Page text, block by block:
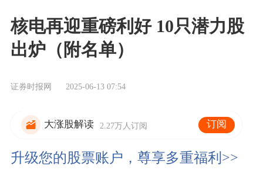
核电再迎重磅利好 10只潜力股
出炉（附名单）
证券时报网 2025-06-13 07:54
大涨股解读 2.27万人订阅 订阅
升级您的股票账户，尊享多重福利>>